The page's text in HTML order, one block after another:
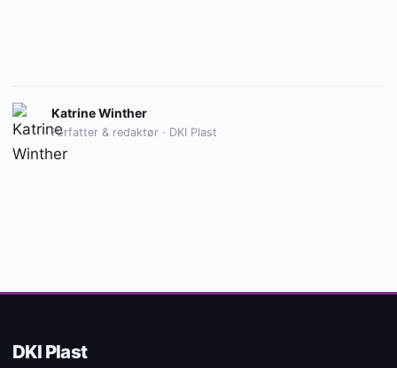
Katrine Winther
Forfatter & redaktør · DKI Plast
DKI Plast